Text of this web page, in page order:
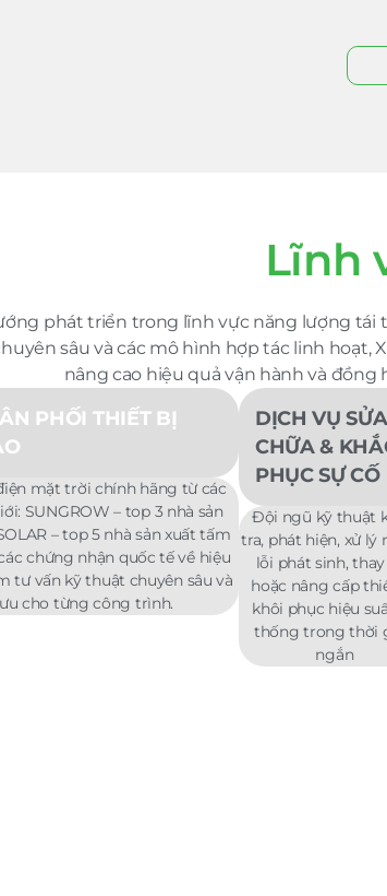
Lĩnh
phát triển trong lĩnh vực năng lượng tái
sâu và các mô hình hợp tác linh hoạt,
nâng cao hiệu quả vận hành và
PHỐI THIẾT BỊ
mặt trời chính hãng từ các
SUNGROW – top 3 nhà sản
– top 5 nhà sản xuất tấm
chứng nhận quốc tế về hiệu
tư vấn kỹ thuật chuyên sâu và
cho từng công trình.
DỊCH VỤ SỬA
CHỮA &
PHỤC SỰ CỐ
Đội ngũ kỹ thuật
tra, phát hiện, xử lý
lỗi phát sinh,
hoặc nâng cấp
khôi phục hiệu
thống trong thời
ngắn